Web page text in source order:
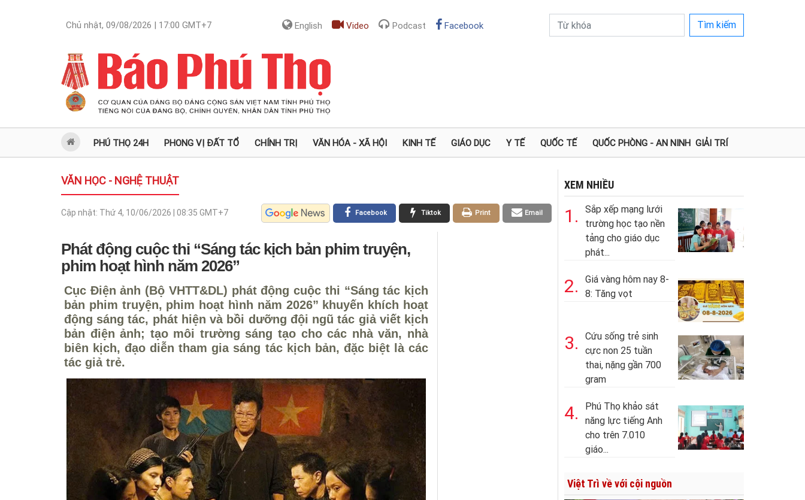
Chủ nhật, 09/08/2026 | 17:00 GMT+7 English Video Podcast Facebook Tìm kiếm
PHÚ THỌ 24H PHONG VỊ ĐẤT TỔ CHÍNH TRỊ VĂN HÓA - XÃ HỘI KINH TẾ GIÁO DỤC Y TẾ QUỐC TẾ QUỐC PHÒNG - AN NINH GIẢI TRÍ
VĂN HỌC - NGHỆ THUẬT
Cập nhật: Thứ 4, 10/06/2026 | 08:35 GMT+7 Email
Print
Tiktok
Facebook
Phát động cuộc thi “Sáng tác kịch bản phim truyện,
phim hoạt hình năm 2026”
Cục Điện ảnh (Bộ VHTT&DL) phát động cuộc thi “Sáng tác kịch
bản phim truyện, phim hoạt hình năm 2026” khuyến khích hoạt
động sáng tác, phát hiện và bồi dưỡng đội ngũ tác giả viết kịch
bản điện ảnh; tạo môi trường sáng tạo cho các nhà văn, nhà
biên kịch, đạo diễn tham gia sáng tác kịch bản, đặc biệt là các
tác giả trẻ.
XEM NHIỀU
1.
Sắp xếp mạng lưới
trường học tạo nền
tảng cho giáo dục
phát...
2.
Giá vàng hôm nay 8-
8: Tăng vọt
3.
Cứu sống trẻ sinh
cực non 25 tuần
thai, nặng gần 700
gram
4.
Phú Thọ khảo sát
năng lực tiếng Anh
cho trên 7.010
giáo...
Việt Trì về với cội nguồn